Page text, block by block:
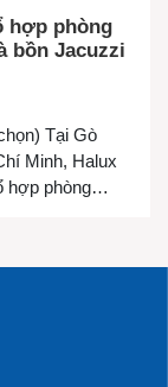
hợp phòng
bồn Jacuzzi
Tại Gò
Minh, Halux
hợp phòng
Công trình
bộ nhằm
gian thư giãn
sóc sức khỏe